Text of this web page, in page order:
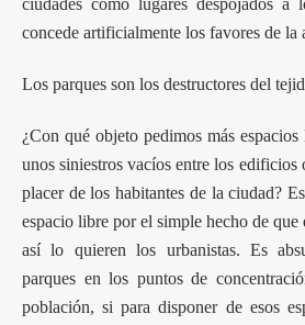
ciudades como lugares despojados a
concede artificialmente los favores de la
Los parques son los destructores del
¿Con qué objeto pedimos más
unos siniestros vacíos entre los edificios
placer de los habitantes de la ciudad?
espacio libre por el simple hecho de que
así lo quieren los urbanistas. Es
parques en los puntos de
población, si para disponer de esos